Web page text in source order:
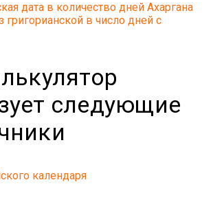
дата в количество дней Ахаргана
григорианской в число дней с
следующие
календаря